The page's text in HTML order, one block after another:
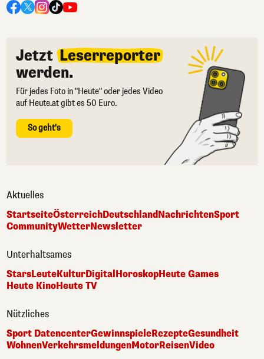
Jetzt Leserreporter
werden.
Für jedes Foto in "Heute" oder jedes Video
auf Heute.at gibt es 50 Euro.
So geht's
Aktuelles
StartseiteÖsterreichDeutschlandNachrichtenSport
CommunityWetterNewsletter
Unterhaltsames
StarsLeuteKulturDigitalHoroskopHeute Games
Heute KinoHeute TV
Nützliches
Sport DatencenterGewinnspieleRezepteGesundheit
WohnenVerkehrsmeldungenMotorReisenVideo